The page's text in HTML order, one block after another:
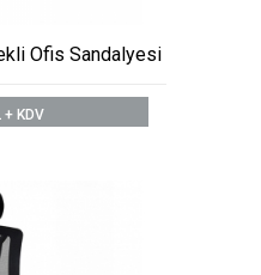
Ofis Sandalyesi
+ KDV